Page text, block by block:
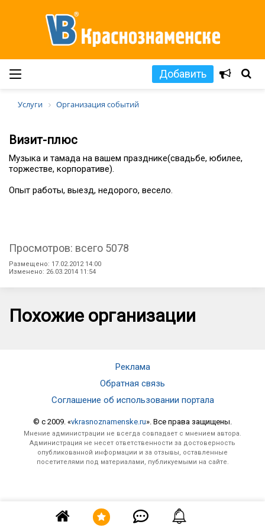
Добавить
Услуги Организация событий
Визит-плюс
Музыка и тамада на вашем празднике(свадьбе, юбилее,
торжестве, корпоративе).
Опыт работы, выезд, недорого, весело.
Просмотров: всего 5078
Размещено: 17.02.2012 14:00
Изменено: 26.03.2014 11:54
Похожие организации
Реклама
Обратная связь
Соглашение об использовании портала
© c 2009. «vkrasnoznamenske.ru». Все права защищены.
Мнение администрации не всегда совпадает с мнением автора.
Администрация не несет ответственности за достоверность
опубликованной информации и за отзывы, оставленные
посетителями под материалами, публикуемыми на сайте.